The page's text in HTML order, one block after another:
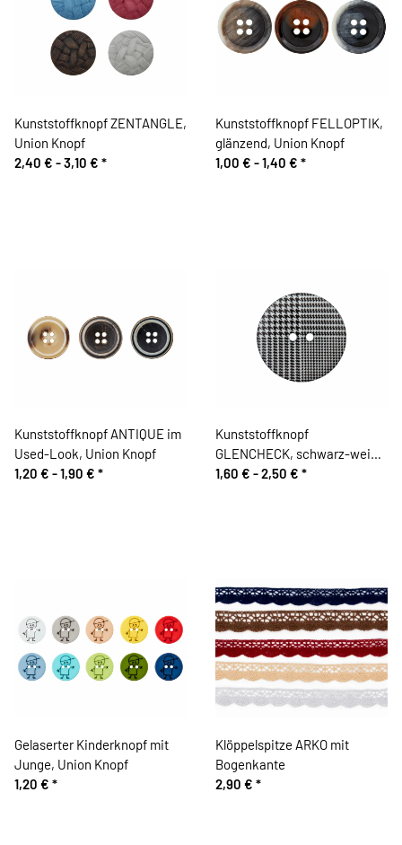
Kunststoffknopf ZENTANGLE,
Union Knopf
2,40 € -3,10 € *
Kunststoffknopf FELLOPTIK,
glänzend, Union Knopf
1,00 € -1,40 € *
Kunststoffknopf ANTIQUE im
Used-Look, Union Knopf
1,20 € -1,90 € *
Kunststoffknopf
GLENCHECK, schwarz-weiß,
Union Knopf
1,60 € -2,50 € *
Gelaserter Kinderknopf mit
Junge, Union Knopf
1,20 € *
Klöppelspitze ARKO mit
Bogenkante
2,90 € *